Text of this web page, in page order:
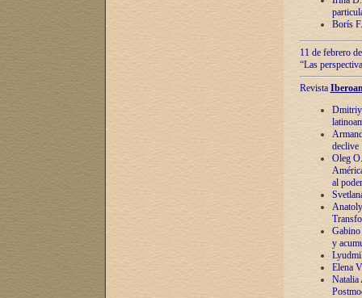
Borís
11 de febrero
“Las
Revista
Dmitriy
declive
Oleg
al poder
y
Elena
Natalia